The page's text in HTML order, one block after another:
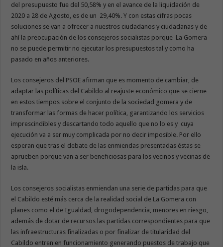
del presupuesto fue del 50,58% y en el avance de la liquidación de
2020 a 28 de Agosto, es de un 29,40%. Y con estas cifras pocas
soluciones se van a ofrecer a nuestros ciudadanos y ciudadanas y de
ahí la preocupación de los consejeros socialistas porque La Gomera
no se puede permitir no ejecutar los presupuestos tal y como ha
pasado en años anteriores.
Los consejeros del PSOE afirman que es momento de cambiar, de
adaptar las políticas del Cabildo al reajuste económico que se cierne
en estos tiempos sobre el conjunto de la sociedad gomera y de
transformar las formas de hacer política, garantizando los servicios
imprescindibles y descartando todo aquello que no lo es y cuya
ejecución va a ser muy complicada por no decir imposible. Por ello
esperan que tras el debate de las enmiendas presentadas éstas se
aprueben porque van a ser beneficiosas para los vecinos y vecinas de
la isla.
Los consejeros socialistas enmiendan una serie de partidas para que
el Cabildo esté más cerca de la realidad social de La Gomera con
planes como el de Igualdad, drogodependencia, menores en riesgo,
además de dotar de recursos las partidas correspondientes para que
las infraestructuras finalizadas o por finalizar de titularidad del
Cabildo entren en funcionamiento generando puestos de trabajo que